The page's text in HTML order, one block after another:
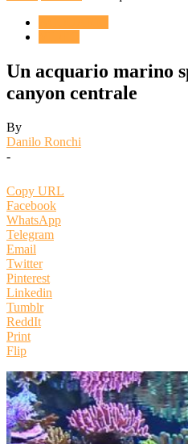
Un acquario marino
canyon centrale
By
Danilo Ronchi
-
Copy URL
Facebook
WhatsApp
Telegram
Email
Twitter
Pinterest
Linkedin
Tumblr
ReddIt
Print
Flip